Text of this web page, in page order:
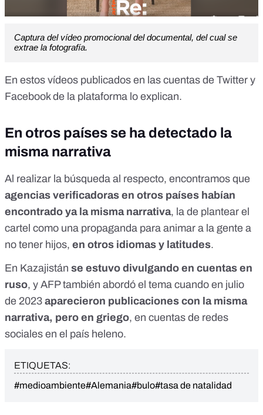
Captura del vídeo promocional del documental, del cual se
extrae la fotografía.
En estos vídeos publicados en las cuentas de Twitter y
Facebookde la plataforma lo explican.
En otros países se ha detectado la
misma narrativa
Al realizar la búsqueda al respecto, encontramos que
agencias verificadoras en otros países habían
encontrado ya la misma narrativa, la de plantear el
cartel como una propaganda para animar a la gente a
no tener hijos, en otros idiomas y latitudes.
En Kazajistán se estuvo divulgando en cuentas en
ruso, y AFP también abordó el tema cuando en julio
de 2023 aparecieron publicaciones con la misma
narrativa, pero en griego, en cuentas de redes
sociales en el país heleno.
ETIQUETAS:
#medioambiente#Alemania#bulo#tasa de natalidad